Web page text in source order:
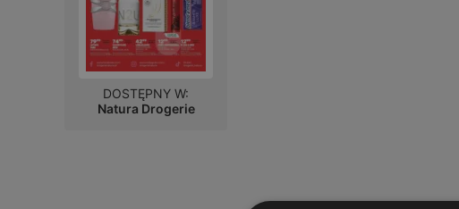
DOSTĘPNY W:
Natura Drogerie